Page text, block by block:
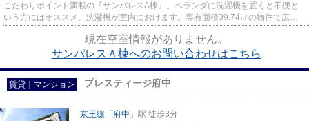
こだわりポイント満載の『サンパレスA棟』。ベランダに洗濯機を置くと不便と
いう方にはオススメ、洗濯機が室内におけます。専有面積39.74㎡の物件で広々
現在空室情報がありません。
サンパレスＡ棟へのお問い合わせはこちら
賃貸｜マンション プレスティージ府中
京王線 「 府中 」駅 徒歩3分